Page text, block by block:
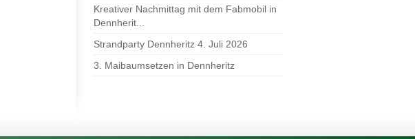
Kreativer Nachmittag mit dem Fabmobil in
Dennherit...
Strandparty Dennheritz 4. Juli 2026
3. Maibaumsetzen in Dennheritz